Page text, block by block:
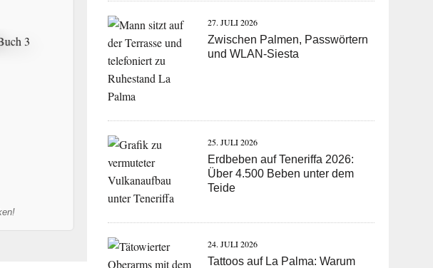
27. JULI 2026
Zwischen Palmen, Passwörtern
und WLAN-Siesta
25. JULI 2026
Erdbeben auf Teneriffa 2026:
Über 4.500 Beben unter dem
Teide
24. JULI 2026
Tattoos auf La Palma: Warum